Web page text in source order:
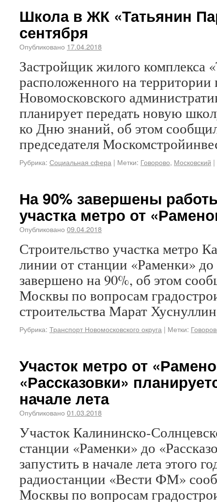
Школа в ЖК «Татьянин
сентября
Опубликовано 17.04.2018
Застройщик жилого комплекса
расположенного на
Новомосковского
планирует передать новую
ко Дню знаний, об этом
председателя
Рубрика: Социальная сфера | Метки: Говорово, Московский |
На 90% завершены
участка метро от
Опубликовано 09.04.2018
Строительство участка метро
линии от станции «Раменки» до
завершено на 90%, об этом
Москвы по вопросам
строительства Марат
Рубрика: Транспорт Новомосковского округа | Метки:
Участок метро от
«Рассказовки»
начале лета
Опубликовано 01.03.2018
Участок Калининско-
станции «Раменки» до
запустить в начале лета этого
радиостанции «Вести ФМ»
Москвы по вопросам